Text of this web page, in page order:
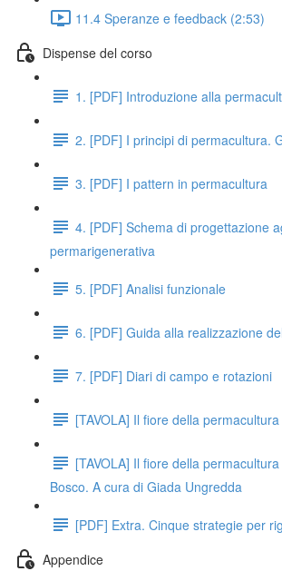
11.4 Speranze e feedback (2:53)
Dispense del corso
1. [PDF] Introduzione alla
2. [PDF] I principi di permacultura.
3. [PDF] I pattern in permacultura
4. [PDF] Schema di progettazione
permarigenerativa
5. [PDF] Analisi funzionale
6. [PDF] Guida alla realizzazione
7. [PDF] Diari di campo e rotazioni
[TAVOLA] Il fiore della
[TAVOLA] Il fiore della
Bosco. A cura di Giada Ungredda
[PDF] Extra. Cinque strategie per
Appendice